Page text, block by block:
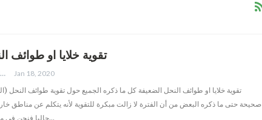
تقوية خلايا او طوائف
AGRICULTUREMONO
Jan 18, 2020
تقوية خلايا او طوائف النحل الضعيفة كل ما ذكره الجميع حول تقوية طوائف النحل
صحيحة حتى ما ذكره البعض من أن الفترة لا زالت مبكرة للتقوية لأنه يتكلم عن مناطق
حاليا فنحن فى موسم أنتاج الطرود و…